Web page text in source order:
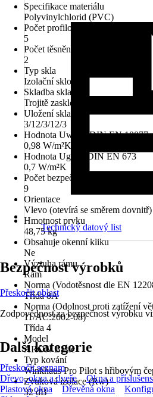
Specifikace materiálu
Polyvinylchlorid (PVC)
Počet profilových komor
5
Počet těsnění
2
Typ skla
Izolační sklo
Skladba skla
Trojitě zasklené
Uložení skla
3/12/3/12/3
Hodnota Uw dle DIN EN 10077
0,98 W/m²K
Hodnota Ug dle DIN EN 673
0,7 W/m²K
Počet bezpečnostních kotevních
9
Orientace
Vlevo (otevírá se směrem dovnitř)
Hmotnost prvku
48,75 kg
Obsahuje okenní kliku
Ne
Výztuha rámu
Rám
Norma (Vodotěsnost dle EN
Třída 8A
Norma (Odolnost proti zatížení
11/AC:2002-08)
Třída 4
Model
ARON Basic
Typ kování
Winkhaus Pro Pilot s hřibovým
Zvuková izolace (Rw)
32 dB
Technický datový list
Bezpečnost výrobků
Přeskočit oblast
Zodpovědnost za bezpečnost výrobku
Další kategorie
Přeskočit seznam
Dřevo, okna a dveře
Okna a
Plastová okna
Dřevěná okna